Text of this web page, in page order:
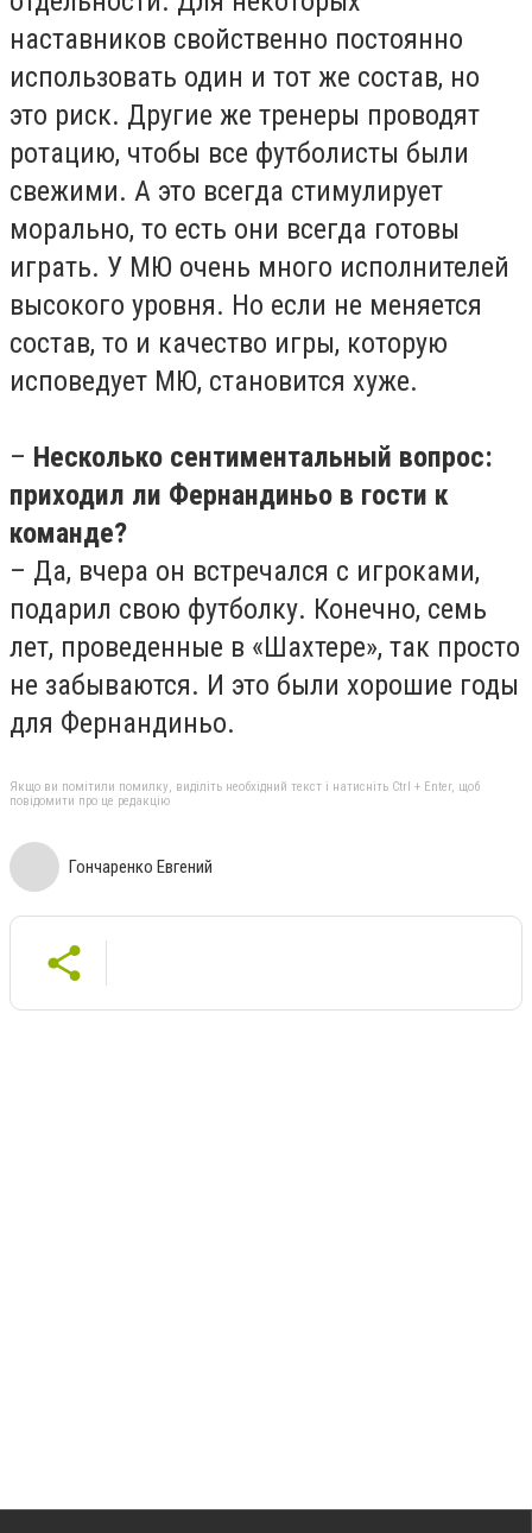
наставников свойственно постоянно
использовать один и тот же состав, но
это риск. Другие же тренеры проводят
ротацию, чтобы все футболисты были
свежими. А это всегда стимулирует
морально, то есть они всегда готовы
играть. У МЮ очень много исполнителей
высокого уровня. Но если не меняется
состав, то и качество игры, которую
исповедует МЮ, становится хуже.
– Несколько сентиментальный вопрос:
приходил ли Фернандиньо в гости к
команде?
– Да, вчера он встречался с игроками,
подарил свою футболку. Конечно, семь
лет, проведенные в «Шахтере», так просто
не забываются. И это были хорошие годы
для Фернандиньо.
Якщо ви помітили помилку, виділіть необхідний текст і натисніть Ctrl + Enter, щоб
повідомити про це редакцію
Гончаренко Евгений